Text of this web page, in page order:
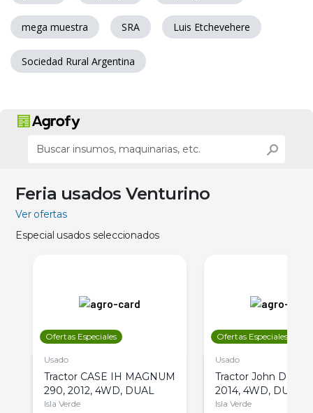
mega muestra SRA Luis Etchevehere
Sociedad Rural Argentina
Feria usados Venturino
Ver ofertas
Especial usados seleccionados
Ofertas Especiales
Usado
Tractor CASE IH MAGNUM
290, 2012, 4WD, DUAL
Isla Verde
Ofertas Especiales
Usado
Tractor John Deere
2014, 4WD, DUAL
Isla Verde